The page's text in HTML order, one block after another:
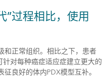
”过程相比，使用
和正常组织。相比之下，患者
对每种癌症适应症建立更大的
良好的体内PDX模型互补。